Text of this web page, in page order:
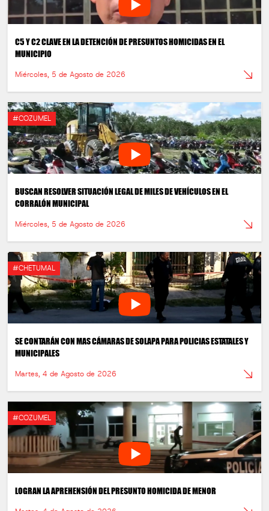
C5 Y C2 CLAVE EN LA DETENCIÓN DE PRESUNTOS HOMICIDAS EN EL
MUNICIPIO
Miércoles, 5 de Agosto de 2026
#COZUMEL
BUSCAN RESOLVER SITUACIÓN LEGAL DE MILES DE VEHÍCULOS EN EL
CORRALÓN MUNICIPAL
Miércoles, 5 de Agosto de 2026
#CHETUMAL
SE CONTARÁN CON MAS CÁMARAS DE SOLAPA PARA POLICIAS ESTATALES Y
MUNICIPALES
Martes, 4 de Agosto de 2026
#COZUMEL
LOGRAN LA APREHENSIÓN DEL PRESUNTO HOMICIDA DE MENOR